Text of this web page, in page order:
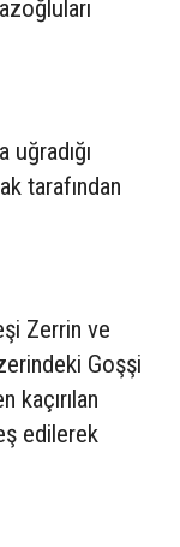
uğradığı
tarafından
Zerrin ve
Goşşi
kaçırılan
edilerek